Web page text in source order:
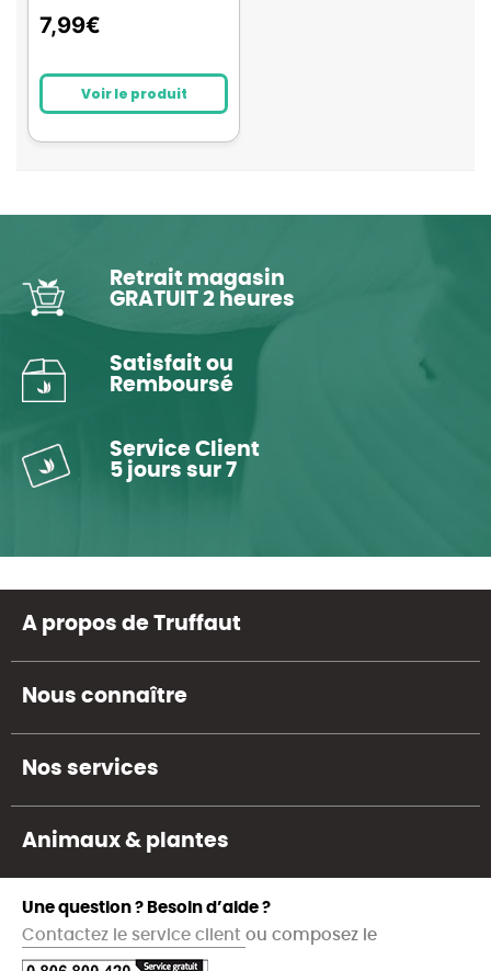
7,99€
Voir le produit
Retrait magasin
GRATUIT 2 heures
Satisfait ou
Remboursé
Service Client
5 jours sur 7
A propos de Truffaut
Nous connaître
Nos services
Animaux & plantes
Une question ? Besoin d’aide ?
Contactez le service client ou composez le